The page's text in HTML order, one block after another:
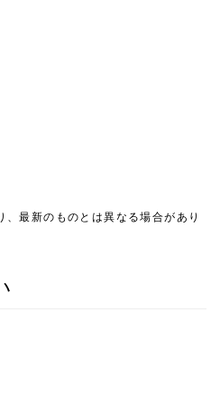
最新のものとは異なる場合があり